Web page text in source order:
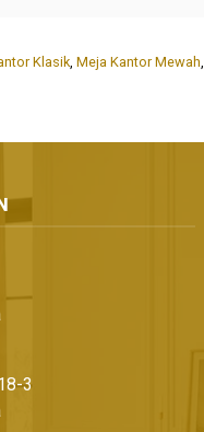
Klasik, Meja Kantor Mewah,
3